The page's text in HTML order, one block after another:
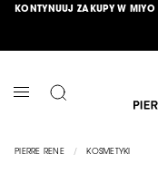
DO
KONTYNUUJ ZAKUPY W MIYO
PIERRE RENE KOSMETYKI